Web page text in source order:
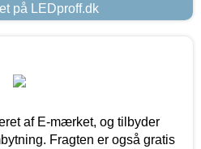
på LEDproff.dk
af E-mærket, og tilbyder
Fragten er også gratis